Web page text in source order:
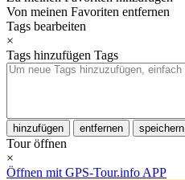
Von meinen Favoriten entfernen
Tags bearbeiten
×
Tags hinzufügen Tags
hinzufügen entfernen speichern
Tour öffnen
×
Öffnen mit GPS-Tour.info APP